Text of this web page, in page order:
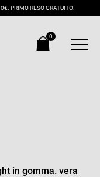
PRIMO RESO GRATUITO.
0
in gomma. vera